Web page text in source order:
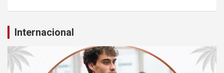
Internacional